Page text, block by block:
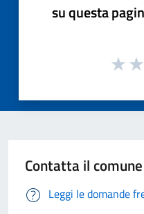
su questa
Contatta il comune
Leggi le domande